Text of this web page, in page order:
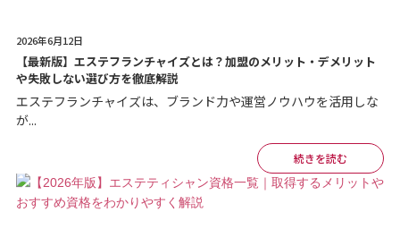
2026年6月12日
【最新版】エステフランチャイズとは？加盟のメリット・デメリット
や失敗しない選び方を徹底解説
エステフランチャイズは、ブランド力や運営ノウハウを活用しな
が...
続きを読む